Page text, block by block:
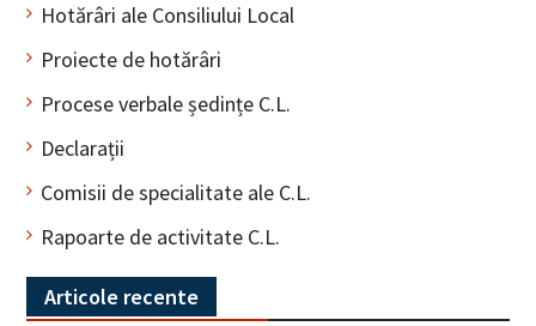
Hotărâri ale Consiliului Local
Proiecte de hotărâri
Procese verbale ședințe C.L.
Declarații
Comisii de specialitate ale C.L.
Rapoarte de activitate C.L.
Articole recente